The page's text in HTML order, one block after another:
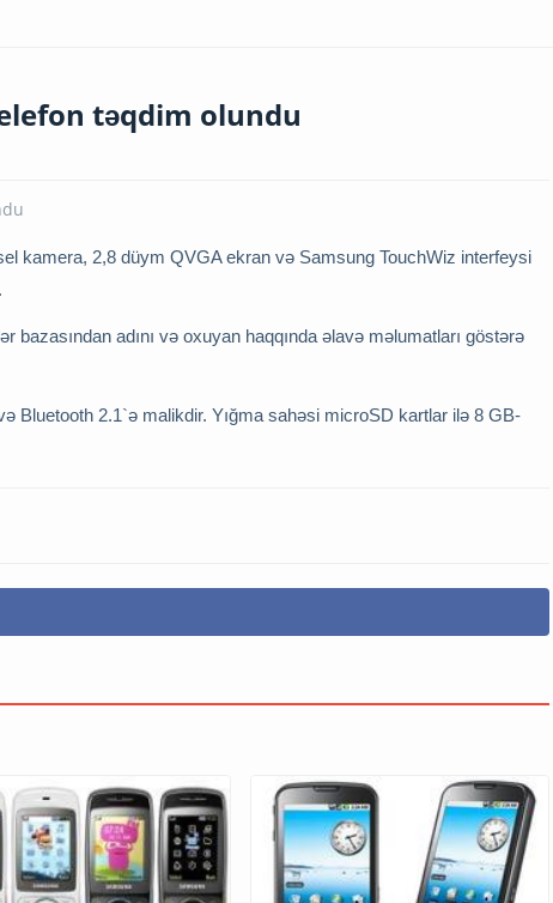
təqdim olundu
kamera, 2,8 düym QVGA ekran və Samsung TouchWiz interfeysi
bazasından adını və oxuyan haqqında əlavə məlumatları göstərə
Bluetooth 2.1`ə malikdir. Yığma sahəsi microSD kartlar ilə 8 GB-